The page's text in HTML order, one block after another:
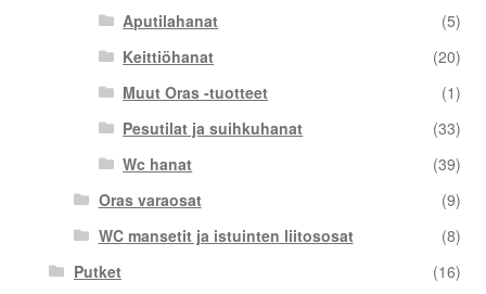
Aputilahanat
(5)
Keittiöhanat
(20)
Muut Oras -tuotteet
(1)
Pesutilat ja suihkuhanat
(33)
Wc hanat
(39)
Oras varaosat
(9)
WC mansetit ja istuinten liitososat
(8)
Putket
(16)